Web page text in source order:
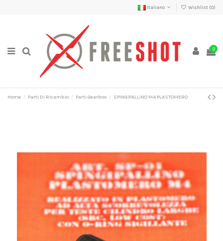
Italiano Wishlist (0)
0
Home Parti Di Ricambio Parti Gearbox SPINGIPALLINO M4 PLASTOMERO